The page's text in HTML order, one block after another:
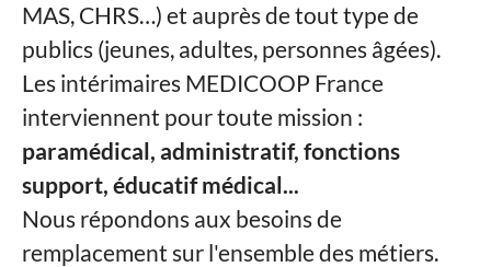
MAS, CHRS…) et auprès de tout type de
publics (jeunes, adultes, personnes âgées).
Les intérimaires MEDICOOP France
interviennent pour toute mission :
paramédical, administratif, fonctions
support, éducatif médical...
Nous répondons aux besoins de
remplacement sur l'ensemble des métiers.